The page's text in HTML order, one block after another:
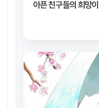
아픈 친구들의 희망